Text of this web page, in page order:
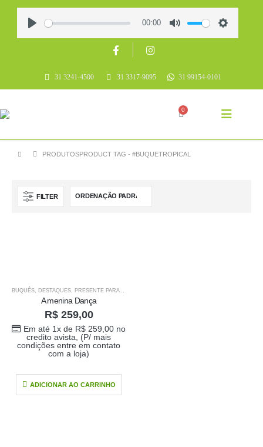
00:00
31 3241-4500 31 3317-9095 31 99154-0101
0
PRODUTOSPRODUCT TAG - #BUQUETROPICAL
FILTER
BUQUÊS DESTAQUES PRESENTE PARA O SEU AMOR
A menina Dança
R$259,00
Em até 1x de R$259,00no
credito avista, (P/ mais
condições entre em contato
com a loja)
ADICIONAR AO CARRINHO